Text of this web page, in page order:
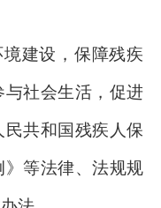
建设，保障残疾
与社会生活，促进
共和国残疾人保
》等法律、法规规